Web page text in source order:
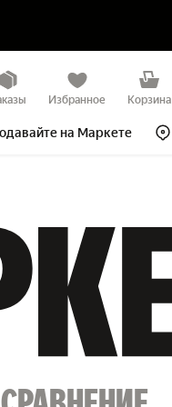
Избранное Корзина
на Маркете